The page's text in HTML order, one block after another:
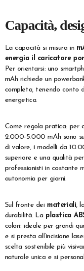
Capacità,
La capacità si misura in
energia il caricatore
Per orientarsi: uno
mAh richiede un
completa, tenendo conto
energetica.
Come regola pratica: per
2.000-5.000 mAh sono
di valore, i modelli da
superiore e una qualità
professionisti in costante
autonomia per giorni.
Sul fronte dei materiali,
durabilità. La plastica
colori: ideale per grandi
e si presta all’incisione
scelta sostenibile più
naturale unica e si